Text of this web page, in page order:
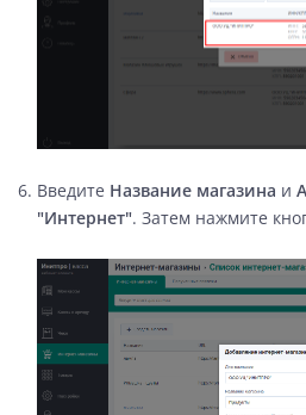
Введите Название магазина и
"Интернет". Затем нажмите